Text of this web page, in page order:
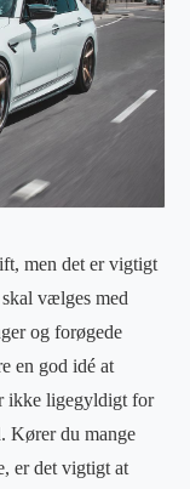
men det er vigtigt
vælges med
og forøgede
en god idé at
ikke ligegyldigt for
Kører du mange
er det vigtigt at